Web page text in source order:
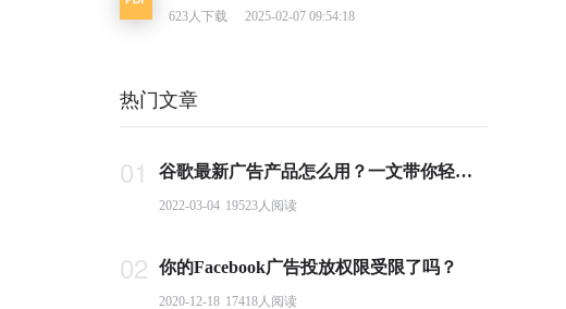
623人下载 2025-02-07 09:54:18
热门文章
01 谷歌最新广告产品怎么用？一文带你轻松掌握PMax投放要点
2022-03-04 19523人阅读
02 你的Facebook广告投放权限受限了吗？
2020-12-18 17418人阅读